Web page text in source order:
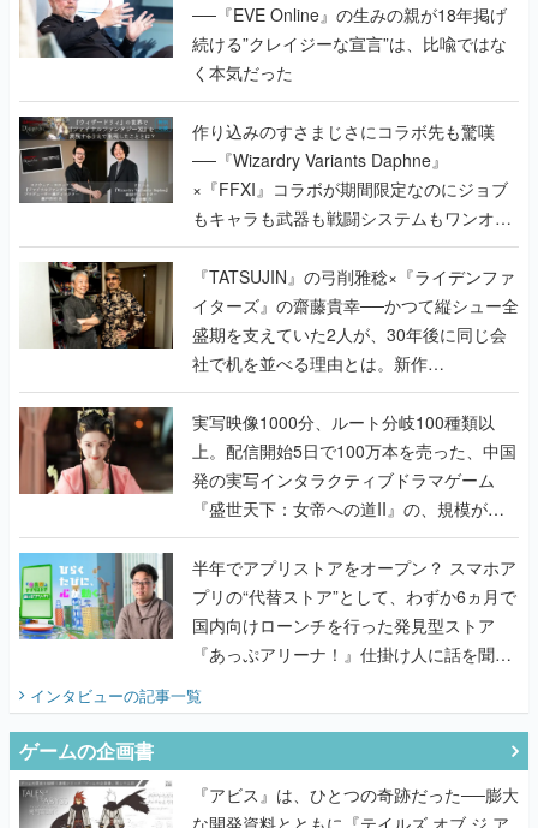
──『EVE Online』の生みの親が18年掲げ
続ける”クレイジーな宣言”は、比喩ではな
く本気だった
作り込みのすさまじさにコラボ先も驚嘆
──『Wizardry Variants Daphne』
×『FFXI』コラボが期間限定なのにジョブ
もキャラも武器も戦闘システムもワンオフ
で作り込まれた理由を両ディレクターに聞
く
『TATSUJIN』の弓削雅稔×『ライデンファ
イターズ』の齋藤貴幸──かつて縦シュー全
盛期を支えていた2人が、30年後に同じ会
社で机を並べる理由とは。新作
『TATSUJIN EXTREME』で初タッグを組
んだレジェンド2人に訊く開発秘話
実写映像1000分、ルート分岐100種類以
上。配信開始5日で100万本を売った、中国
発の実写インタラクティブドラマゲーム
『盛世天下：女帝への道II』の、規模が違
うこだわりをプロデューサーに聞いた
半年でアプリストアをオープン？ スマホア
プリの“代替ストア”として、わずか6ヵ月で
国内向けローンチを行った発見型ストア
『あっぷアリーナ！』仕掛け人に話を聞い
インタビューの記事一覧
ゲームの企画書
『アビス』は、ひとつの奇跡だった──膨大
な開発資料とともに『テイルズ オブ ジ ア